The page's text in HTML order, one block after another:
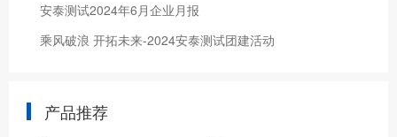
安泰测试2024年6月企业月报
乘风破浪 开拓未来-2024安泰测试团建活动
产品推荐